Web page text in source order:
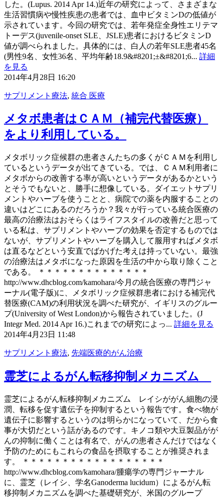
した。(Lupus. 2014 Apr 14.)近年の研究によって、さまざまな
生活習慣病や慢性疾患の患者では、血中ビタミンDの低値が
示されています。今回の研究では、若年発症全身性エリテマ
トーデス(juvenile-onset SLE、JSLE)患者におけるビタミンD
値が調べられました。具体的には、白人の若年SLE患者45名
(男性9名、女性36名、平均年齢18.9&#8201;±&#8201;6... 詳細
を見る
2014年4月28日 16:20
サプリメント療法, 統合 医療
メタボ患者はＣＡＭ（補完代替医療）
をより利用している。
メタボリック症候群の患者さんたちの多くがＣＡＭを利用し
ているというデータが出てきている。では、ＣＡＭ利用者に
メタボからの改善する率が高いというデータがあるかという
とそうでもないと、勝手に想像している。ダイエットサプリ
メントやハーブを使うことと、病院での薬を内服することの
違いはどこにあるのだろうか？我々が行っている統合医療の
最高の治療法はおそらくはライフスタイルの改善だと思って
いる私は、サプリメントやハーブの効果を否定するものでは
ないが、サプリメントやハーブを購入して服用すればメタボ
は直るなどという安直でばかげた考えは持っていない。最強
の治療法はメタボになった原因を生活の中から取り除くこと
である。 ＊＊＊＊＊＊＊＊＊＊＊＊＊＊
http://www.dhcblog.com/kamohara/今月の統合医療の専門ジャ
ーナル(電子版)に、メタボリック症候群患者における補完代
替医療(CAM)の利用状況を調べた研究が、イギリスのグルー
プ(University of West London)から報告されていました。(J
Integr Med. 2014 Apr 16.)これまでの研究によっ... 詳細を見る
2014年4月23日 11:48
サプリメント療法, 先端医療的がん治療
霊芝によるがん転移抑制メカニズム
霊芝によるがん転移抑制メカニズム レイシががん細胞の浸
潤、転移を促す遺伝子を抑制するという報告です。食べ物が
遺伝子に影響するというのは明らかになっていて、だから食
事が大切だという話があるのです。キノコ類や大豆製品がが
んの抑制に働くことは有名で、がんの患者さんだけではなく
予防のためにもこれらの食品を摂取することが推奨されま
す。 ＊＊＊＊＊＊＊＊＊＊＊＊＊＊＊＊＊＊
http://www.dhcblog.com/kamohara/腫瘍学の専門ジャーナル
に、霊芝（レイシ、学名Ganoderma lucidum）によるがん転
移抑制メカニズムを調べた基礎研究が、米国のグループ